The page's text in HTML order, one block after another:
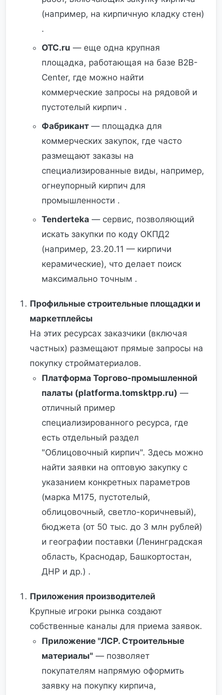
(например, на кирпичную кладку стен)
.
OTC.ru — еще одна крупная
площадка, работающая на базе B2B-
Center, где можно найти
коммерческие запросы на рядовой и
пустотелый кирпич .
Фабрикант — площадка для
коммерческих закупок, где часто
размещают заказы на
специализированные виды, например,
огнеупорный кирпич для
промышленности .
Tenderteka — сервис, позволяющий
искать закупки по коду ОКПД2
(например, 23.20.11 — кирпичи
керамические), что делает поиск
максимально точным .
Профильные строительные площадки и
маркетплейсы
На этих ресурсах заказчики (включая
частных) размещают прямые запросы на
покупку стройматериалов.
Платформа Торгово-промышленной
палаты (platforma.tomsktpp.ru) —
отличный пример
специализированного ресурса, где
есть отдельный раздел
"Облицовочный кирпич". Здесь можно
найти заявки на оптовую закупку с
указанием конкретных параметров
(марка М175, пустотелый,
облицовочный, светло-коричневый),
бюджета (от 50 тыс. до 3 млн рублей)
и географии поставки (Ленинградская
область, Краснодар, Башкортостан,
ДНР и др.) .
Приложения производителей
Крупные игроки рынка создают
собственные каналы для приема заявок.
Приложение "ЛСР. Строительные
материалы" — позволяет
покупателям напрямую оформить
заявку на покупку кирпича,